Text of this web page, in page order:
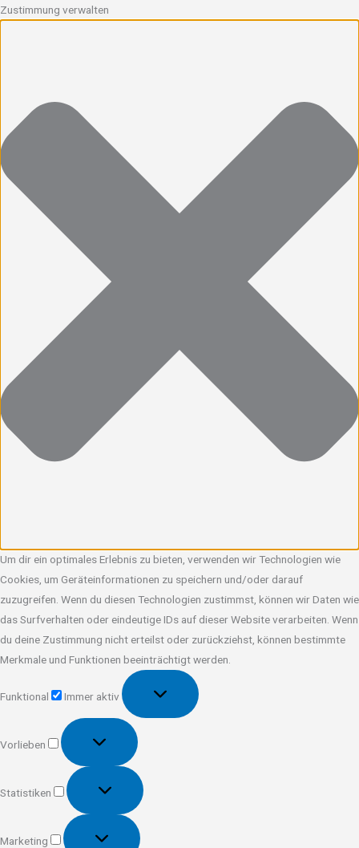
Zustimmung verwalten
Um dir ein optimales Erlebnis zu bieten, verwenden wir Technologien wie
Cookies, um Geräteinformationen zu speichern und/oder darauf
zuzugreifen. Wenn du diesen Technologien zustimmst, können wir Daten wie
das Surfverhalten oder eindeutige IDs auf dieser Website verarbeiten. Wenn
du deine Zustimmung nicht erteilst oder zurückziehst, können bestimmte
Merkmale und Funktionen beeinträchtigt werden.
Funktional
Immer aktiv
Vorlieben
Vorlieben
Statistiken
Statistiken
Marketing
Marketing